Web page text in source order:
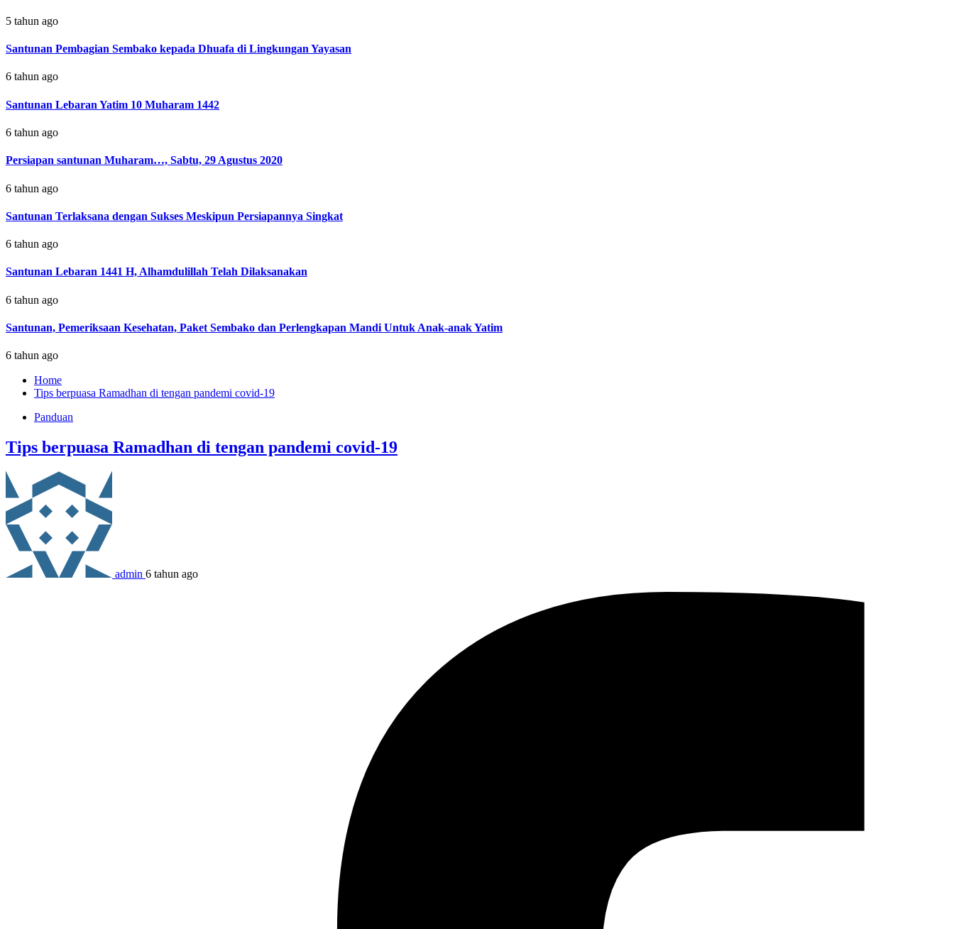
5 tahun ago
Santunan Pembagian Sembako kepada Dhuafa di Lingkungan Yayasan
6 tahun ago
Santunan Lebaran Yatim 10 Muharam 1442
6 tahun ago
Persiapan santunan Muharam…, Sabtu, 29 Agustus 2020
6 tahun ago
Santunan Terlaksana dengan Sukses Meskipun Persiapannya Singkat
6 tahun ago
Santunan Lebaran 1441 H, Alhamdulillah Telah Dilaksanakan
6 tahun ago
Santunan, Pemeriksaan Kesehatan, Paket Sembako dan Perlengkapan Mandi Untuk Anak-anak Yatim
6 tahun ago
Home
Tips berpuasa Ramadhan di tengan pandemi covid-19
Panduan
Tips berpuasa Ramadhan di tengan pandemi covid-19
admin 6 tahun ago